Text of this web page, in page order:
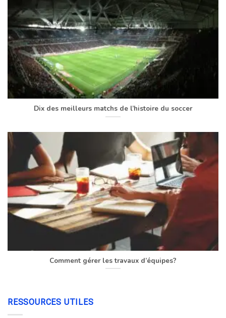
Dix des meilleurs matchs de l’histoire du soccer
Comment gérer les travaux d’équipes?
RESSOURCES UTILES